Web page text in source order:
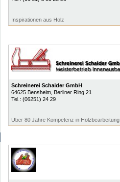
Inspirationen aus Holz
Schreinerei Schaider GmbH
64625 Bensheim, Berliner Ring 21
Tel.: (06251) 24 29
Über 80 Jahre Kompetenz in Holzbearbeitung